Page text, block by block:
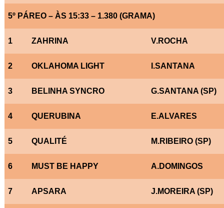
5º PÁREO – ÀS 15:33 – 1.380 (GRAMA)
1 ZAHRINA V.ROCHA
2 OKLAHOMA LIGHT I.SANTANA
3 BELINHA SYNCRO G.SANTANA (SP)
4 QUERUBINA E.ALVARES
5 QUALITÉ M.RIBEIRO (SP)
6 MUST BE HAPPY A.DOMINGOS
7 APSARA J.MOREIRA (SP)